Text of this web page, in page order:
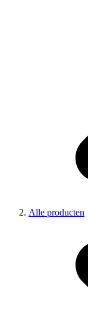
Alle producten